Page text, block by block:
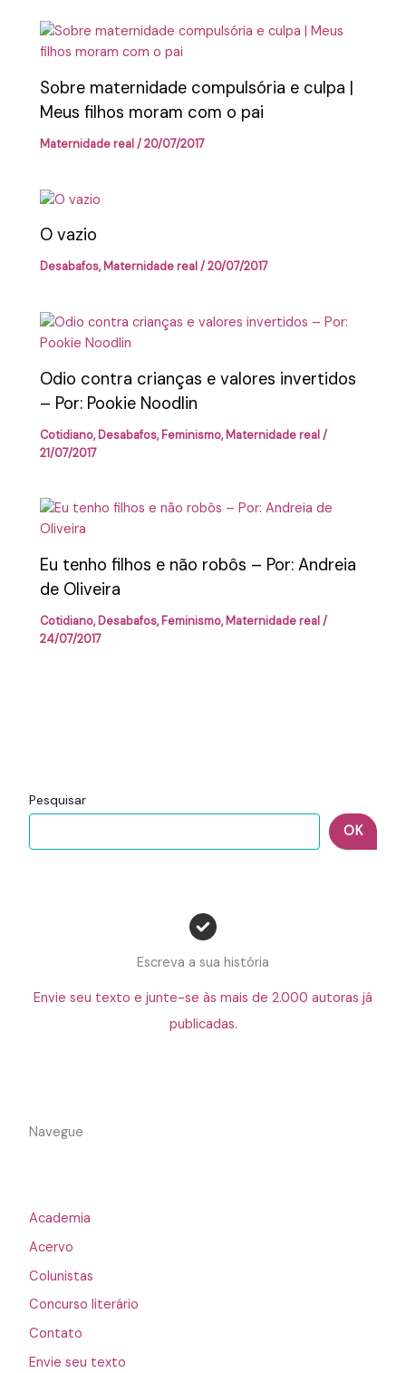
Pesquisar
OK
Escreva a sua história
Envie seu texto e junte-se às mais de 2.000 autoras já
publicadas.
Navegue
Academia
Acervo
Colunistas
Concurso literário
Contato
Envie seu texto
Sobre maternidade compulsória e culpa |
Meus filhos moram com o pai
Maternidade real/20/07/2017
O vazio
Desabafos,Maternidade real/20/07/2017
Odio contra crianças e valores invertidos
– Por: Pookie Noodlin
Cotidiano,Desabafos,Feminismo,Maternidade real/
21/07/2017
Eu tenho filhos e não robôs – Por: Andreia
de Oliveira
Cotidiano,Desabafos,Feminismo,Maternidade real/
24/07/2017